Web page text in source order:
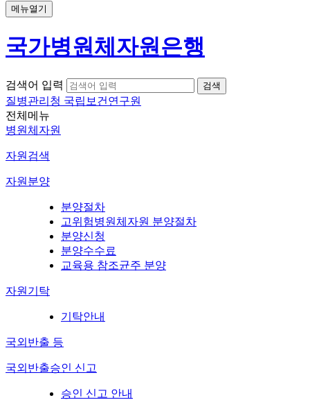
메뉴열기
국가병원체자원은행
검색어 입력
질병관리청 국립보건연구원
전체메뉴
병원체자원
자원검색
자원분양
분양절차
고위험병원체자원 분양절차
분양신청
분양수수료
교육용 참조균주 분양
자원기탁
기탁안내
국외반출 등
국외반출승인 신고
승인 신고 안내